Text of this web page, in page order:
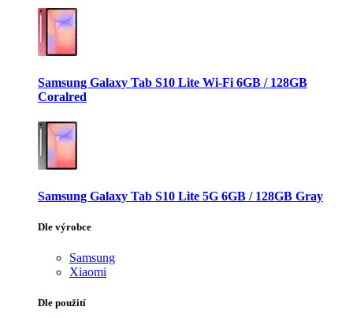
Samsung Galaxy Tab S10 Lite Wi-Fi 6GB / 128GB
Coralred
Samsung Galaxy Tab S10 Lite 5G 6GB / 128GB Gray
Dle výrobce
Samsung
Xiaomi
Dle použití